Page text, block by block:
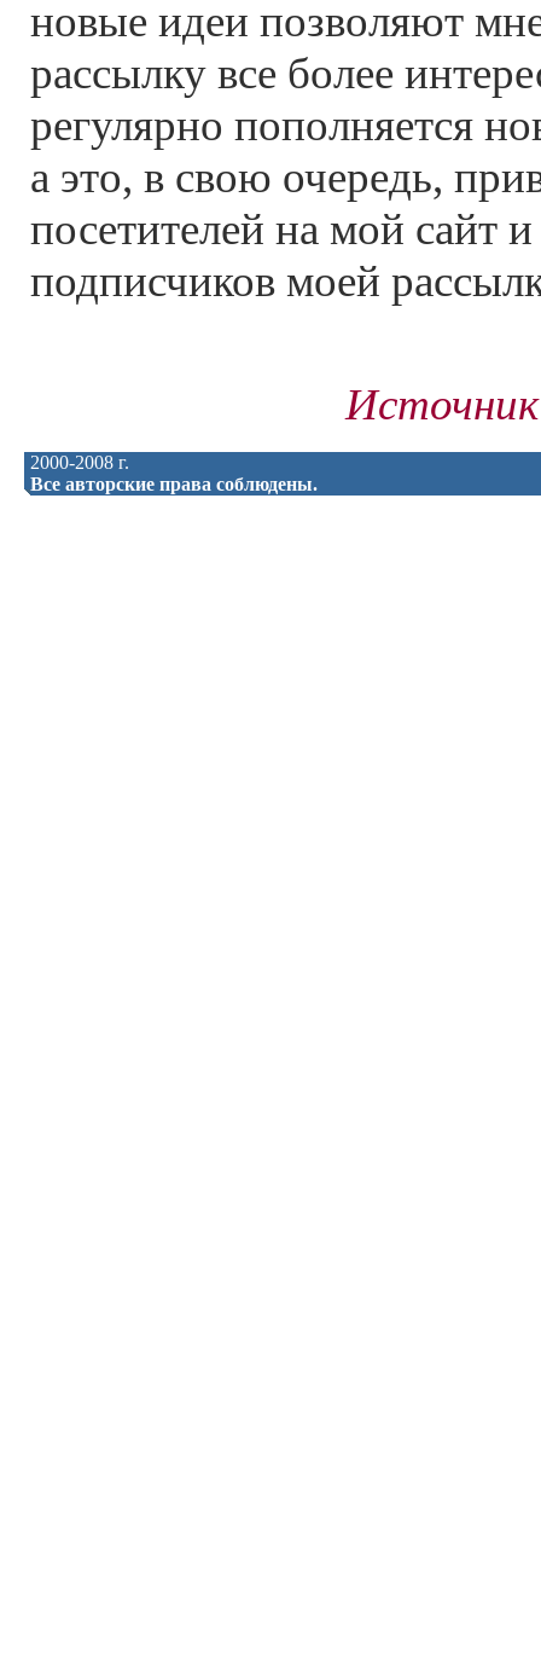
новые идеи позволяют
рассылку все более
регулярно пополняется
а это, в свою очередь,
посетителей на мой сайт
подписчиков моей
2000-2008 г.
Все авторские права соблюдены.